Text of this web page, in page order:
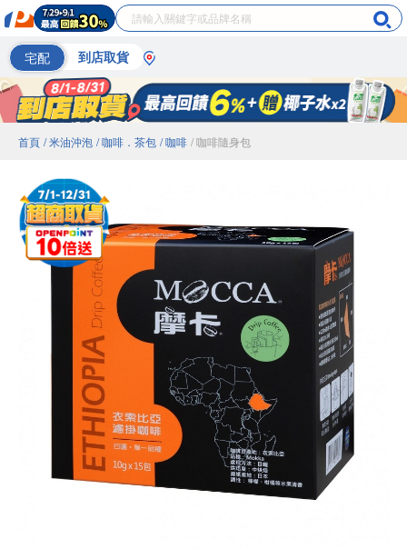
宅配 到店取貨
首頁 / 米油沖泡 / 咖啡．茶包 / 咖啡 / 咖啡隨身包